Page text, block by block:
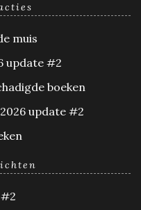
muis
update #2
boeken
update #2